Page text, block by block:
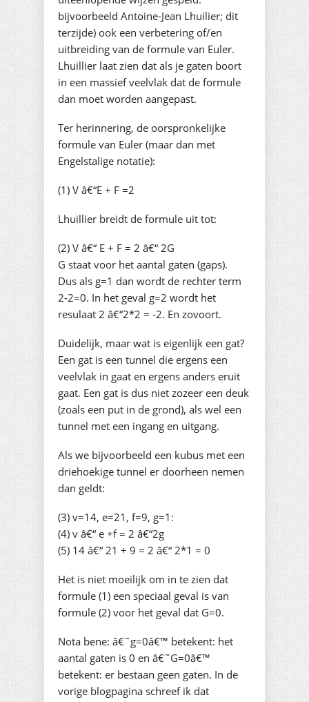
bijvoorbeeld Antoine-Jean Lhuilier; dit
terzijde) ook een verbetering of/en
uitbreiding van de formule van Euler.
Lhuillier laat zien dat als je gaten boort
in een massief veelvlak dat de formule
dan moet worden aangepast.
Ter herinnering, de oorspronkelijke
formule van Euler (maar dan met
Engelstalige notatie):
(1) V â€“E + F =2
Lhuillier breidt de formule uit tot:
(2) V â€“ E + F = 2 â€“ 2G
G staat voor het aantal gaten (gaps).
Dus als g=1 dan wordt de rechter term
2-2=0. In het geval g=2 wordt het
resulaat 2 â€“2*2 = -2. En zovoort.
Duidelijk, maar wat is eigenlijk een gat?
Een gat is een tunnel die ergens een
veelvlak in gaat en ergens anders eruit
gaat. Een gat is dus niet zozeer een deuk
(zoals een put in de grond), als wel een
tunnel met een ingang en uitgang.
Als we bijvoorbeeld een kubus met een
driehoekige tunnel er doorheen nemen
dan geldt:
(3) v=14, e=21, f=9, g=1:
(4) v â€“ e +f = 2 â€“2g
(5) 14 â€“ 21 + 9 = 2 â€“ 2*1 = 0
Het is niet moeilijk om in te zien dat
formule (1) een speciaal geval is van
formule (2) voor het geval dat G=0.
Nota bene: â€˜g=0â€™ betekent: het
aantal gaten is 0 en â€˜G=0â€™
betekent: er bestaan geen gaten. In de
vorige blogpagina schreef ik dat